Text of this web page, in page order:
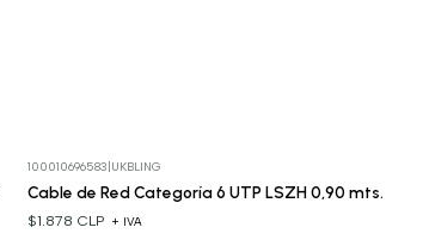
100010696583 UKBLING
Cable de Red Categoría 6 UTP LSZH 0,90 mts.
$1.878 CLP + IVA